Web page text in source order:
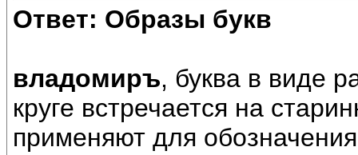
Ответ: Образы букв
владомиръ, буква в виде
круге встречается на
применяют для